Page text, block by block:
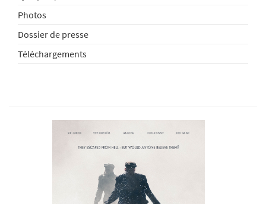
Photos
Dossier de presse
Téléchargements